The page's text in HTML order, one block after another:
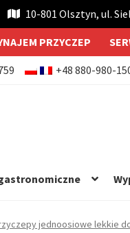
10-801 Olsztyn, ul.
PRZYCZEP
+48 880-980-
jednoosiowe lekkie do